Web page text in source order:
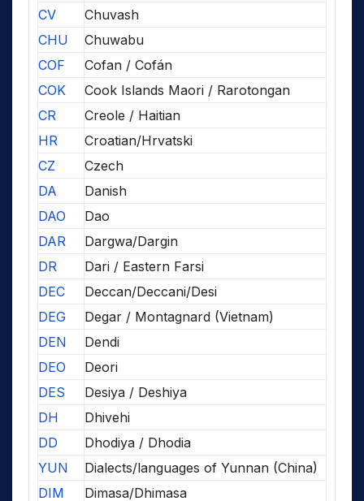
CV
Chuvash
CHU
Chuwabu
COF
Cofan / Cofán
COK
Cook Islands Maori / Rarotongan
CR
Creole / Haitian
HR
Croatian/Hrvatski
CZ
Czech
DA
Danish
DAO
Dao
DAR
Dargwa/Dargin
DR
Dari / Eastern Farsi
DEC
Deccan/Deccani/Desi
DEG
Degar / Montagnard (Vietnam)
DEN
Dendi
DEO
Deori
DES
Desiya / Deshiya
DH
Dhivehi
DD
Dhodiya / Dhodia
YUN
Dialects/languages of Yunnan (China)
DIM
Dimasa/Dhimasa